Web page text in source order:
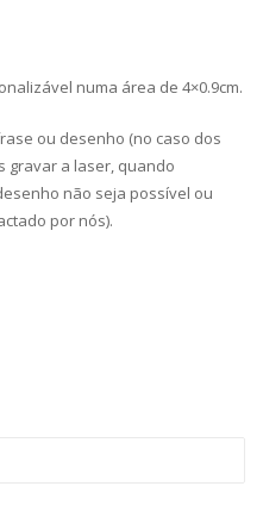
numa área de 4×0.9cm.
ou desenho (no caso dos
gravar a laser, quando
não seja possível ou
por nós).